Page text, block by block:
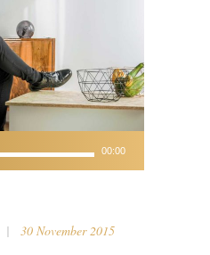
00:00
30 November 2015